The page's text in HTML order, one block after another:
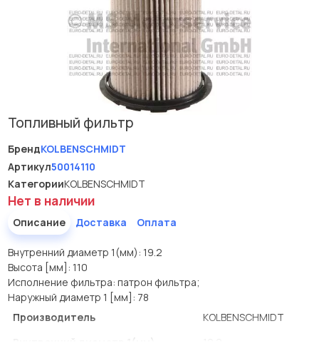
Топливный фильтр
БрендKOLBENSCHMIDT
Артикул50014110
КатегорииKOLBENSCHMIDT
Нет в наличии
Описание Доставка Оплата
Внутренний диаметр 1(мм): 19.2
Высота [мм]: 110
Исполнение фильтра: патрон фильтра;
Наружный диаметр 1 [мм]: 78
Производитель
KOLBENSCHMIDT